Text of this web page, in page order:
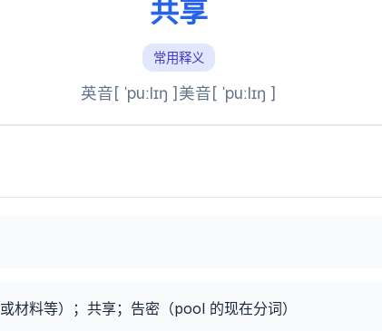
共享
常用释义
英音[ ˈpuːlɪŋ ] 美音[ ˈpuːlɪŋ ]
材料等）；共享；告密（pool 的现在分词）